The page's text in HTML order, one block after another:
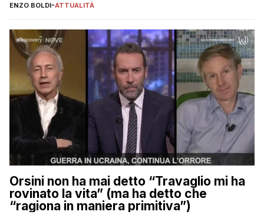
ENZO BOLDI-ATTUALITÀ
Orsini non ha mai detto “Travaglio mi ha
rovinato la vita” (ma ha detto che
“ragiona in maniera primitiva”)